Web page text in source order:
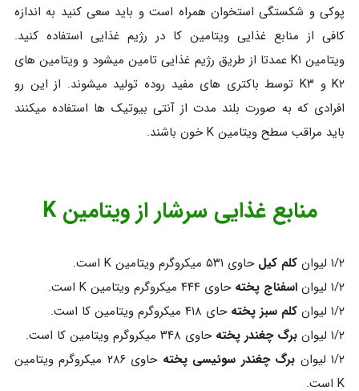
پوکی و شکستگی استخوان همراه است و باید سعی کنید به اندازه
کافی از منابع غذایی ویتامین کا در رژیم غذایی استفاده کنید.
ویتامین K۱ عمدتا از طریق رژیم غذایی تامین میشود و ویتامین های
K۲ و K۳ توسط باکتری های مفید روده تولید میشوند. از این رو
افرادی که به صورت بلند مدت از آنتی بیوتیک ها استفاده میکنند
باید مراقب سطح ویتامین K خون باشند.
منابع غذایی سرشار از ویتامین K
۱/۲ لیوان کلم کیل حاوی ۵۳۱ میکروگرم ویتامین K است.
۱/۲ لیوان
اسفناج پخته حاوی ۴۴۴ میکروگرم ویتامین K است.
۱/۲ لیوان
کلم سبز پخته حای ۴۱۸ میکروگرم ویتامین کا است.
۱/۲ لیوان
برگ چغندر پخته حاوی ۳۴۸ میکروگرم ویتامین کا است.
۱/۲ لیوان
برگ چغندر سوئیسی پخته
حاوی ۲۸۶ میکروگرم ویتامین
K است.